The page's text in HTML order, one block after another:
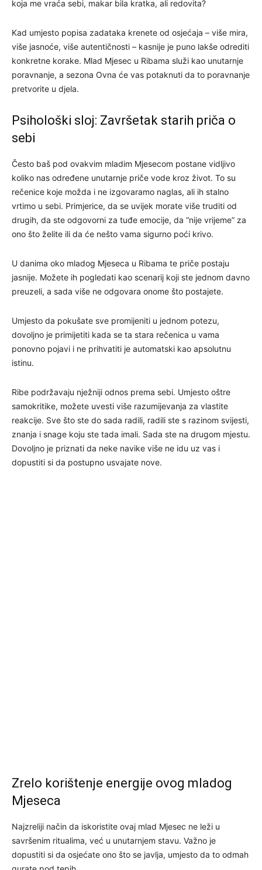
koja me vraća sebi, makar bila kratka, ali redovita?
Kad umjesto popisa zadataka krenete od osjećaja – više mira,
više jasnoće, više autentičnosti – kasnije je puno lakše odrediti
konkretne korake. Mlad Mjesec u Ribama služi kao unutarnje
poravnanje, a sezona Ovna će vas potaknuti da to poravnanje
pretvorite u djela.
Psihološki sloj: Završetak starih priča o
sebi
Često baš pod ovakvim mladim Mjesecom postane vidljivo
koliko nas određene unutarnje priče vode kroz život. To su
rečenice koje možda i ne izgovaramo naglas, ali ih stalno
vrtimo u sebi. Primjerice, da se uvijek morate više truditi od
drugih, da ste odgovorni za tuđe emocije, da “nije vrijeme” za
ono što želite ili da će nešto vama sigurno poći krivo.
U danima oko mladog Mjeseca u Ribama te priče postaju
jasnije. Možete ih pogledati kao scenarij koji ste jednom davno
preuzeli, a sada više ne odgovara onome što postajete.
Umjesto da pokušate sve promijeniti u jednom potezu,
dovoljno je primijetiti kada se ta stara rečenica u vama
ponovno pojavi i ne prihvatiti je automatski kao apsolutnu
istinu.
Ribe podržavaju nježniji odnos prema sebi. Umjesto oštre
samokritike, možete uvesti više razumijevanja za vlastite
reakcije. Sve što ste do sada radili, radili ste s razinom svijesti,
znanja i snage koju ste tada imali. Sada ste na drugom mjestu.
Dovoljno je priznati da neke navike više ne idu uz vas i
dopustiti si da postupno usvajate nove.
Zrelo korištenje energije ovog mladog
Mjeseca
Najzreliji način da iskoristite ovaj mlad Mjesec ne leži u
savršenim ritualima, već u unutarnjem stavu. Važno je
dopustiti si da osjećate ono što se javlja, umjesto da to odmah